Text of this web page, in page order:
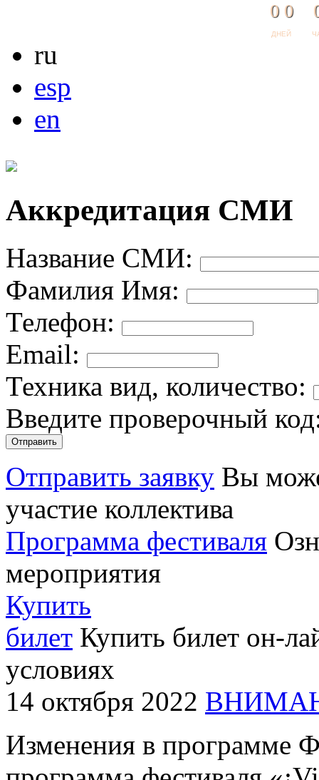
ДНЕЙ
0 0
ru
esp
en
Аккредитация СМИ
Название СМИ:
Фамилия Имя:
Телефон:
Email:
Техника вид, количество:
Введите проверочный
Отправить заявку Вы
участие коллектива
Программа фестиваля
мероприятия
Купить
билет Купить билет он-
условиях
14 октября 2022
Изменения в программе